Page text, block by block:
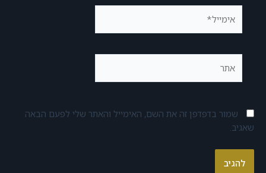
שמור בדפדפן זה את השם, האימייל והאתר שלי לפעם הבאה
שאגיב.